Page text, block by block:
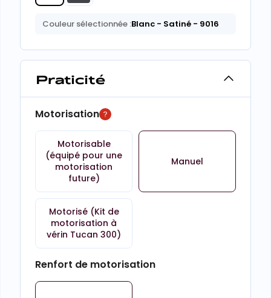
Couleur sélectionnée :Blanc - Satiné - 9016
Praticité
Motorisation
Motorisable
(équipé pour une
motorisation
future)
Manuel
Motorisé (Kit de
motorisation à
vérin Tucan 300)
Renfort de motorisation